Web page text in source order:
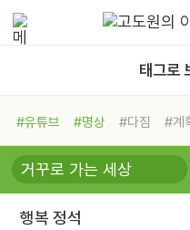
태그로
#유튜브 #명상 #다짐 #계
#비전캠프
#독서캠프 #삶
#희망
#나눔 #친구 #링컨
#독서
#건강
행복 정석